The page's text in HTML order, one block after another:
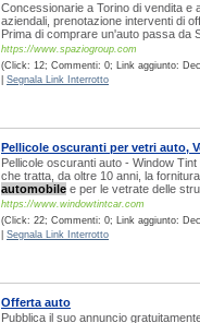
Concessionarie a Torino di vendita e
aziendali, prenotazione interventi di
Prima di comprare un'auto passa da
https://www.spaziogroup.com
(Click: 12; Commenti: 0; Link aggiunto:
Segnala Link Interrotto
Pellicole oscuranti per vetri auto,
Pellicole oscuranti auto - Window
che tratta, da oltre 10 anni, la
automobile e per le vetrate delle
https://www.windowtintcar.com
(Click: 22; Commenti: 0; Link aggiunto:
Segnala Link Interrotto
Offerta auto
Pubblica il suo annuncio